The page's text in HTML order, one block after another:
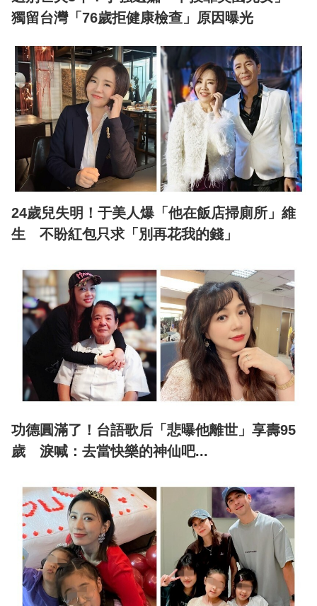
獨留台灣「76歲拒健康檢查」原因曝光
24歲兒失明！于美人爆「他在飯店掃廁所」維
生 不盼紅包只求「別再花我的錢」
功德圓滿了！台語歌后「悲曝他離世」享壽95
歲 淚喊：去當快樂的神仙吧...